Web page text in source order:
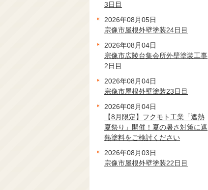
3日目
2026年08月05日
宗像市屋根外壁塗装24日目
2026年08月04日
宗像市広陵台集会所外壁塗装工事
2日目
2026年08月04日
宗像市屋根外壁塗装23日目
2026年08月04日
【8月限定】フクモト工業「遮熱
夏祭り」開催！夏の暑さ対策に遮
熱塗料をご検討ください
2026年08月03日
宗像市屋根外壁塗装22日目